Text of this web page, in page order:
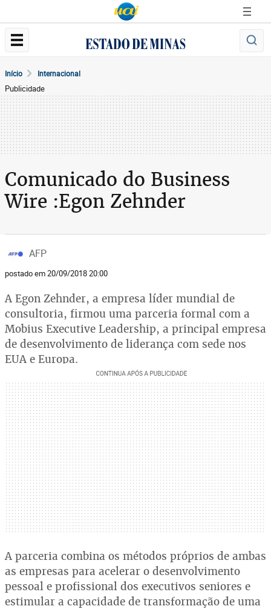
Início Internacional
Publicidade
Comunicado do Business
Wire :Egon Zehnder
AFP
postado em 20/09/2018 20:00
A Egon Zehnder, a empresa líder mundial de
consultoria, firmou uma parceria formal com a
Mobius Executive Leadership, a principal empresa
de desenvolvimento de liderança com sede nos
EUA e Europa.
A parceria combina os métodos próprios de ambas
as empresas para acelerar o desenvolvimento
pessoal e profissional dos executivos seniores e
estimular a capacidade de transformação de uma